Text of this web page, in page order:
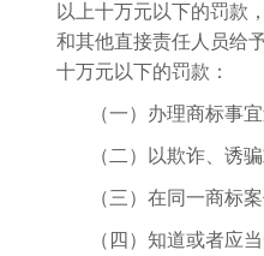
以上十万元以下的罚款
和其他直接责任人员给
十万元以下的罚款：
（一）办理商标事
（二）以欺诈、诱
（三）在同一商标
（四）知道或者应